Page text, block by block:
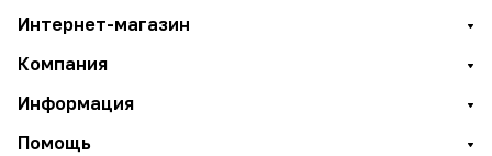
Интернет-магазин
Компания
Информация
Помощь